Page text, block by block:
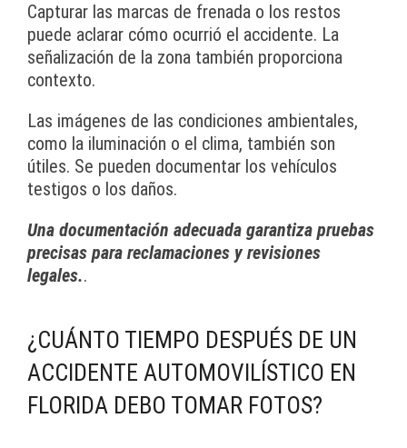
Capturar las marcas de frenada o los restos
puede aclarar cómo ocurrió el accidente. La
señalización de la zona también proporciona
contexto.
Las imágenes de las condiciones ambientales,
como la iluminación o el clima, también son
útiles. Se pueden documentar los vehículos
testigos o los daños.
Una documentación adecuada garantiza pruebas
precisas para reclamaciones y revisiones
legales..
¿CUÁNTO TIEMPO DESPUÉS DE UN
ACCIDENTE AUTOMOVILÍSTICO EN
FLORIDA DEBO TOMAR FOTOS?